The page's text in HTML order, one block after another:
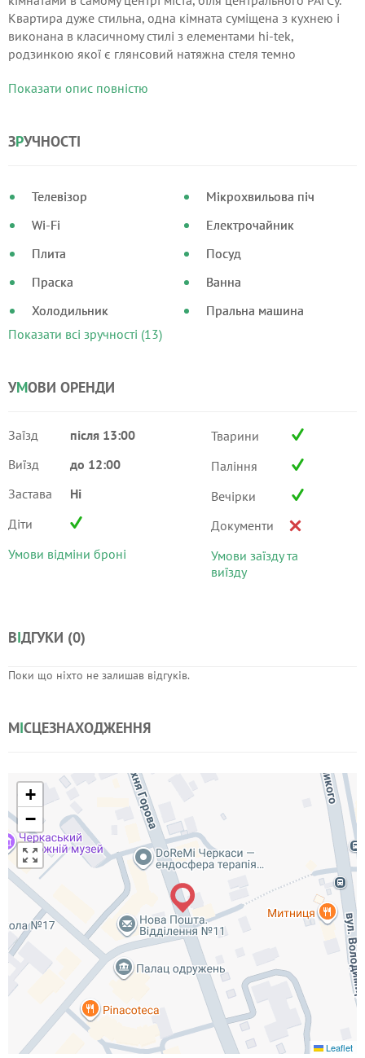
Квартира дуже стильна, одна кімната суміщена з кухнею і
виконана в класичному стилі з елементами hi-tek,
родзинкою якої є глянсовий натяжна стеля темно
шафа-купе на всю стіну кольору венге.
Показати опис повністю
ЗРУЧНОСТІ
Телевізор
Wi-Fi
Плита
Праска
Холодильник
Мікрохвильова піч
Електрочайник
Посуд
Ванна
Пральна машина
Показати всі зручності (13)
УМОВИ ОРЕНДИ
Заїзд
після 13:00
Виїзд
до 12:00
Застава
Ні
Діти
Умови відміни броні
Тварини
Паління
Вечірки
Документи
Умови заїзду та
виїзду
ВІДГУКИ (0)
Поки що ніхто не залишав відгуків.
МІСЦЕЗНАХОДЖЕННЯ
+
−
Leaflet